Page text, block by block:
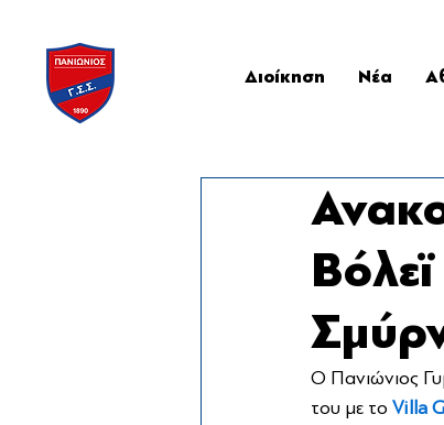
Διοίκηση Νέα
Ο Πανιώνιος
του με το Villa